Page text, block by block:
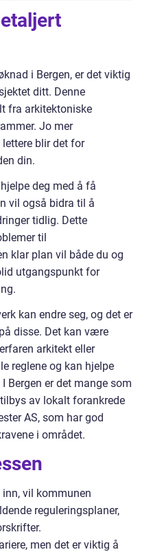
i Bergen, er det viktig
ditt. Denne
fra arkitektoniske
Jo mer
blir det for
din.
deg med å få
vil også bidra til å
tidlig. Dette
til
klar plan vil både du og
utgangspunkt for
kan endre seg, og det er
disse. Det kan være
arkitekt eller
reglene og kan hjelpe
Bergen er det mange som
av lokalt forankrede
AS, som har god
i området.
vil kommunen
reguleringsplaner,
men det er viktig å